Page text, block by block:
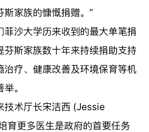
斯家族的慷慨捐赠。”
菲沙大学历来收到的最大单笔捐
芬斯家族数十年来持续捐助支持
治疗、健康改善及环境保育等机
。
技术厅长宋洁西 (Jessie
育更多医生是政府的首要任务